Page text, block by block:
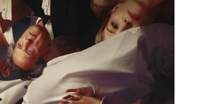
9 JUIN 2026